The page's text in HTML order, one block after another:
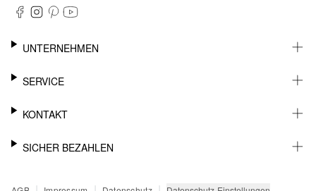
UNTERNEHMEN
KARRIERE
BARRIEREFREIHEIT
SERVICE
WHATSAPP
MEIN KONTO
KONTAKT
SUPPORT
SICHER BEZAHLEN